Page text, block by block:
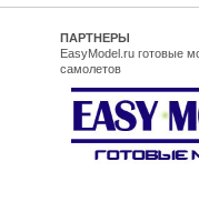
ПАРТНЕРЫ
EasyModel.ru готовые
самолетов